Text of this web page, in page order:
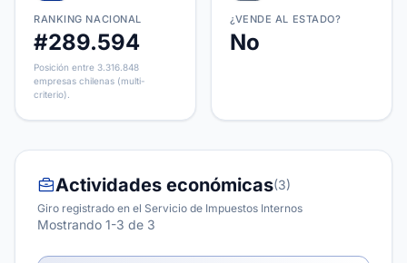
RANKING NACIONAL
#289.594
Posición entre 3.316.848
empresas chilenas (multi-
criterio).
¿VENDE AL ESTADO?
No
Actividades económicas(3)
Giro registrado en el Servicio de Impuestos Internos
Mostrando 1-3 de 3